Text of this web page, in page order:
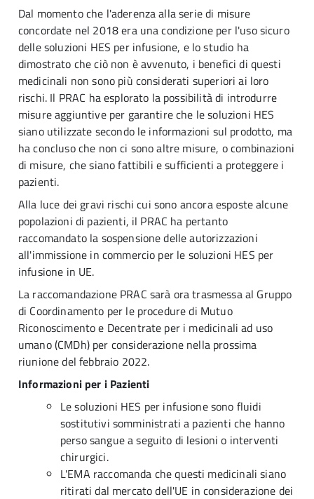
Dal momento che l'aderenza alla serie di misure
concordate nel 2018 era una condizione per l'uso sicuro
delle soluzioni HES per infusione, e lo studio ha
dimostrato che ciò non è avvenuto, i benefici di questi
medicinali non sono più considerati superiori ai loro
rischi. Il PRAC ha esplorato la possibilità di introdurre
misure aggiuntive per garantire che le soluzioni HES
siano utilizzate secondo le informazioni sul prodotto, ma
ha concluso che non ci sono altre misure, o combinazioni
di misure, che siano fattibili e sufficienti a proteggere i
pazienti.
Alla luce dei gravi rischi cui sono ancora esposte alcune
popolazioni di pazienti, il PRAC ha pertanto
raccomandato la sospensione delle autorizzazioni
all'immissione in commercio per le soluzioni HES per
infusione in UE.
La raccomandazione PRAC sarà ora trasmessa al Gruppo
di Coordinamento per le procedure di Mutuo
Riconoscimento e Decentrate per i medicinali ad uso
umano (CMDh) per considerazione nella prossima
riunione del febbraio 2022.
Informazioni per i Pazienti
Le soluzioni HES per infusione sono fluidi
sostitutivi somministrati a pazienti che hanno
perso sangue a seguito di lesioni o interventi
chirurgici.
L'EMA raccomanda che questi medicinali siano
ritirati dal mercato dell'UE in considerazione dei